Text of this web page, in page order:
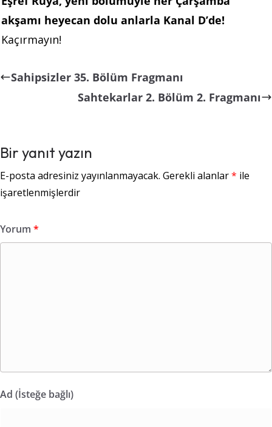
akşamı heyecan dolu anlarla Kanal D’de!
Kaçırmayın!
Sahipsizler 35. Bölüm Fragmanı
Sahtekarlar 2. Bölüm 2. Fragmanı
Bir yanıt yazın
E-posta adresiniz yayınlanmayacak. Gerekli alanlar* ile
işaretlenmişlerdir
Yorum *
Ad (İsteğe bağlı)